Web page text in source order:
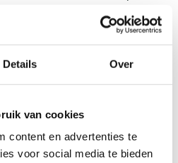
Details Over
van cookies
content en advertenties te
voor social media te bieden
het trekpondje richting de
veld tot aan de
tot aan de Oosterweg
(Oost), daarna sla je de
ongeveer halverwege de
het onverharde pad in.